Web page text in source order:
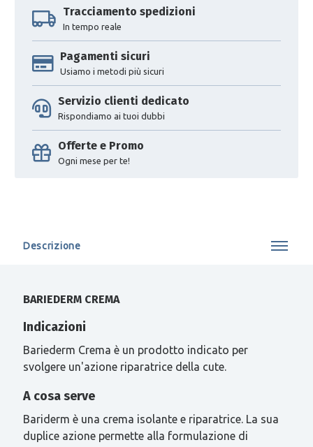
Tracciamento spedizioni
In tempo reale
Pagamenti sicuri
Usiamo i metodi più sicuri
Servizio clienti dedicato
Rispondiamo ai tuoi dubbi
Offerte e Promo
Ogni mese per te!
Descrizione
BARIEDERM CREMA
Indicazioni
Bariederm Crema è un prodotto indicato per
svolgere un'azione riparatrice della cute.
A cosa serve
Bariderm è una crema isolante e riparatrice. La sua
duplice azione permette alla formulazione di